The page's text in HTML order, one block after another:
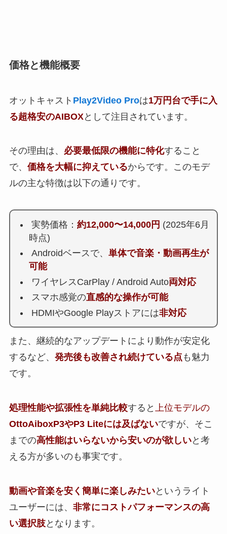
価格と機能概要
オットキャスト Play2Video Proは1万円台で手に入
る超格安のAIBOXとして注目されています。
その理由は、 必要最低限の機能に特化すること
で、 価格を大幅に抑えているからです。このモデ
ルの主な特徴は以下の通りです。
実勢価格： 約12,000〜14,000円 (2025年6月
時点)
Androidベースで、 単体で音楽・動画再生が
可能
ワイヤレスCarPlay / Android Auto両対応
スマホ感覚の直感的な操作が可能
HDMIやGoogle Playストアには非対応
また、継続的なアップデートにより動作が安定化
するなど、 発売後も改善され続けている点 も魅力
です。
処理性能や拡張性を単純比較すると
上位モデルの
OttoAiboxP3やP3 Liteには及ばないですが、そこ
までの高性能はいらないから安いのが欲しいと考
える方が多いのも事実です。
動画や音楽を安く簡単に楽しみたいというライト
ユーザーには、 非常にコストパフォーマンスの高
い選択肢となります。